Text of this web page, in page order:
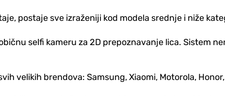
postaje sve izraženiji kod modela srednje i niže
selfi kameru za 2D prepoznavanje lica. Sistem
velikih brendova: Samsung, Xiaomi, Motorola,